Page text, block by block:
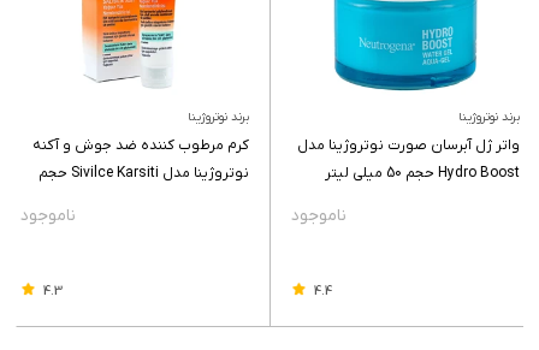
برند نوتروژینا
واتر ژل آبرسان صورت نوتروژینا مدل
Hydro Boost حجم 50 میلی لیتر
4.4
برند نوتروژینا
کرم مرطوب کننده ضد جوش و آکنه
نوتروژینا مدل Sivilce Karsiti حجم
4.3